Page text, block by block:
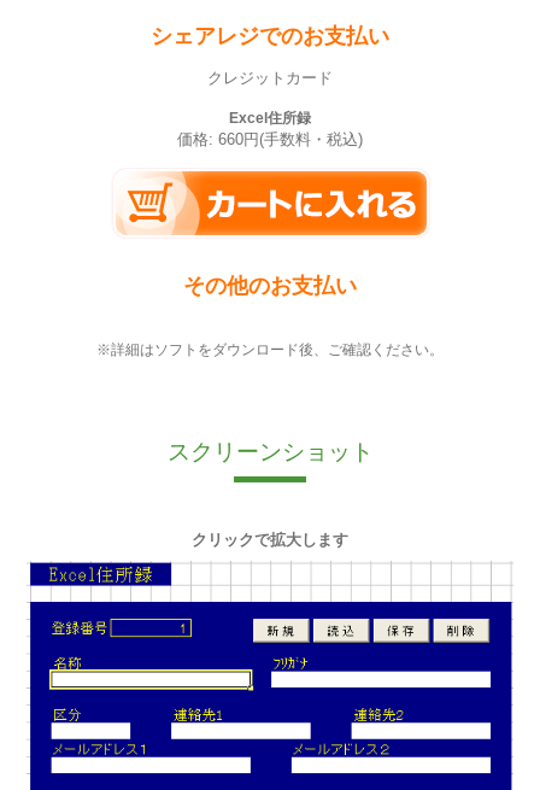
シェアレジでのお支払い
クレジットカード
Excel住所録
価格: 660円(手数料・税込)
その他のお支払い
※詳細はソフトをダウンロード後、ご確認ください。
スクリーンショット
クリックで拡大します